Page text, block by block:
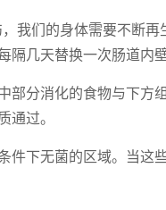
我们的身体需要不断
隔几天替换一次肠道内
部分消化的食物与下
通过。
件下无菌的区域。当这